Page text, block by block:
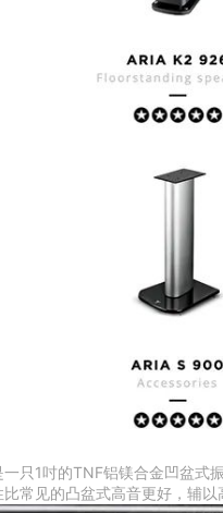
1吋的TNF铝镁合金凹盆式
常见的凸盆式高音更好，辅